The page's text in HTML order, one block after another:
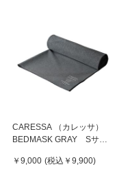
CARESSA （カレッサ）
BEDMASK GRAY Sサイ
￥9,000 (税込 ￥9,900)